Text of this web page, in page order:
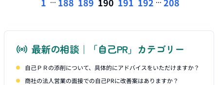
最新の相談｜「自己PR」カテゴリー
自己ＰＲの添削について、具体的にアドバイスをいただけますか？
商社の法人営業の面接での自己PRに改善案はありますか？